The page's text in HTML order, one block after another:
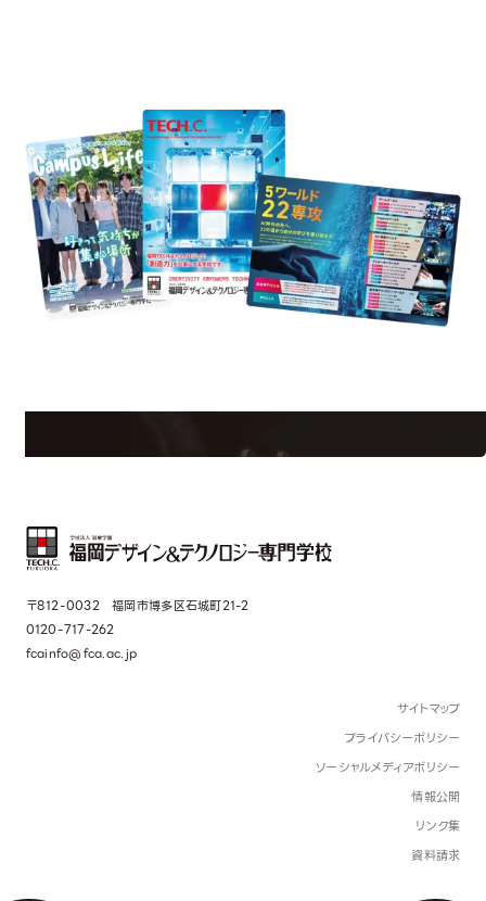
Information
〒812-0032 福岡市博多区石城町21-2
0120-717-262
fcainfo@fca.ac.jp
サイトマップ
プライバシーポリシー
ソーシャルメディアポリシー
情報公開
リンク集
資料請求